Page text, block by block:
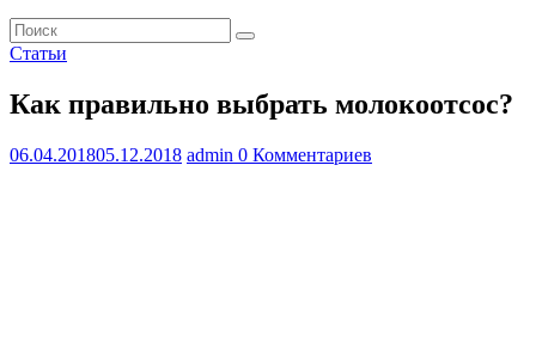
Статьи
Как правильно выбрать молокоотсос?
06.04.201805.12.2018 admin 0 Комментариев